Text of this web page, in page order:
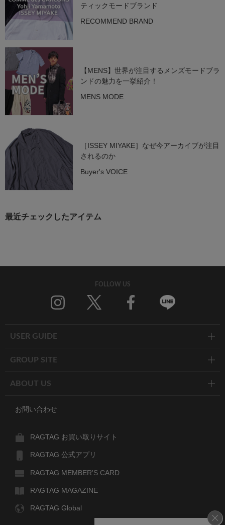
ティックモードブランド
RECOMMEND BRAND
【MENS】世界が注目するメンズモードブラ
ンドの魅力を一挙紹介！
MENS MODE
［ISSEY MIYAKE］なぜ今アーカイブが注目
されるのか
Buyer's VOICE
最近チェックしたアイテム
FOLLOW US
USER GUIDE
GROUP SITE
ABOUT US
お問い合わせ
RAGTAG お買い取りサイト
RAGTAG 公式アプリ
RAGTAG MEMBER'S CARD
RAGTAG MAGAZINE
RAGTAG Global